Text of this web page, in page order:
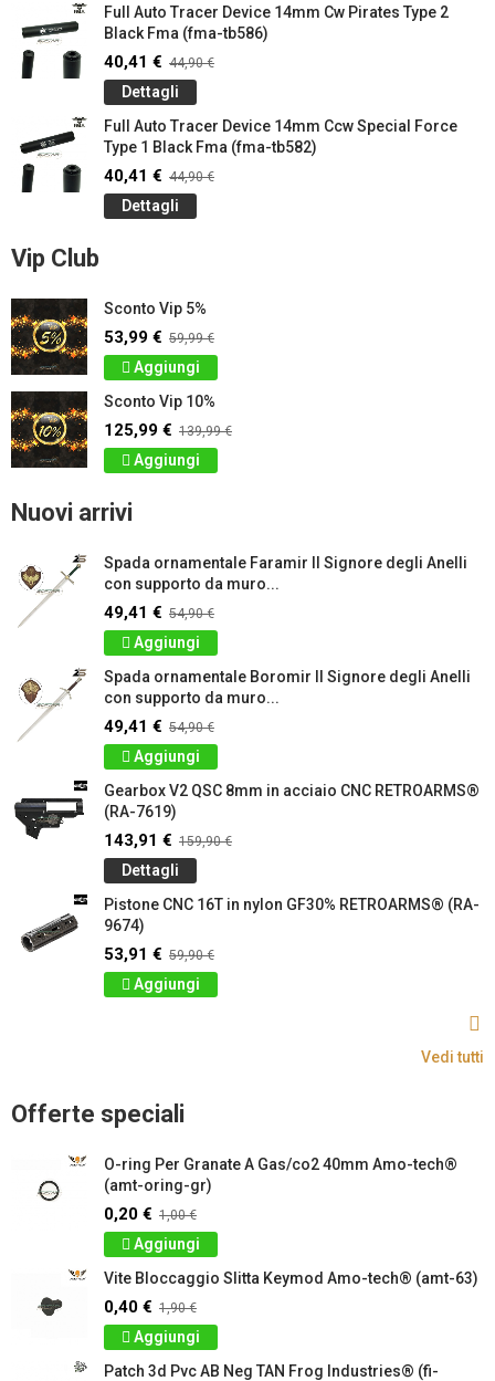
Full Auto Tracer Device 14mm Cw Pirates Type 2
Black Fma (fma-tb586)
40,41 € 44,90 €
Dettagli
Full Auto Tracer Device 14mm Ccw Special Force
Type 1 Black Fma (fma-tb582)
40,41 € 44,90 €
Dettagli
Vip Club
Sconto Vip 5%
53,99 € 59,99 €
Aggiungi
Sconto Vip 10%
125,99 € 139,99 €
Aggiungi
Nuovi arrivi
Spada ornamentale Faramir Il Signore degli Anelli
con supporto da muro...
49,41 € 54,90 €
Aggiungi
Spada ornamentale Boromir Il Signore degli Anelli
con supporto da muro...
49,41 € 54,90 €
Aggiungi
Gearbox V2 QSC 8mm in acciaio CNC RETROARMS®
(RA-7619)
143,91 € 159,90 €
Dettagli
Pistone CNC 16T in nylon GF30% RETROARMS® (RA-
9674)
53,91 € 59,90 €
Aggiungi
Vedi tutti
Offerte speciali
O-ring Per Granate A Gas/co2 40mm Amo-tech®
(amt-oring-gr)
0,20 € 1,00 €
Aggiungi
Vite Bloccaggio Slitta Keymod Amo-tech® (amt-63)
0,40 € 1,90 €
Aggiungi
Patch 3d Pvc AB Neg TAN Frog Industries® (fi-